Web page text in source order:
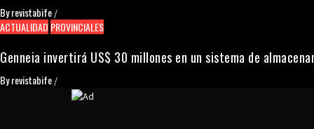
Byrevistabife /
ACTUALIDAD PROVINCIALES
Genneia invertirá US$ 30 millones en un sistema de
Byrevistabife /